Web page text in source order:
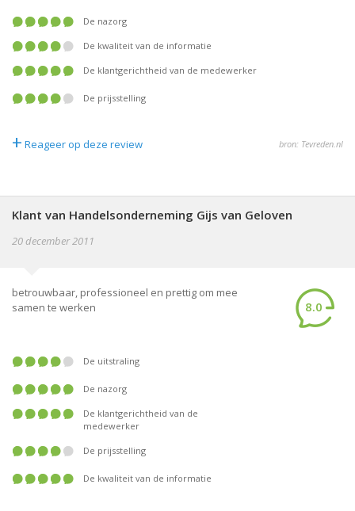
De nazorg
De kwaliteit van de informatie
De klantgerichtheid van de medewerker
De prijsstelling
+ Reageer op deze review bron: Tevreden.nl
Klant van Handelsonderneming Gijs van Geloven
20 december 2011
betrouwbaar, professioneel en prettig om mee
samen te werken
8.0
De uitstraling
De nazorg
De klantgerichtheid van de
medewerker
De prijsstelling
De kwaliteit van de informatie